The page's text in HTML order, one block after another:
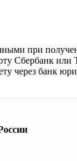
при
Сбербанк или
через банк